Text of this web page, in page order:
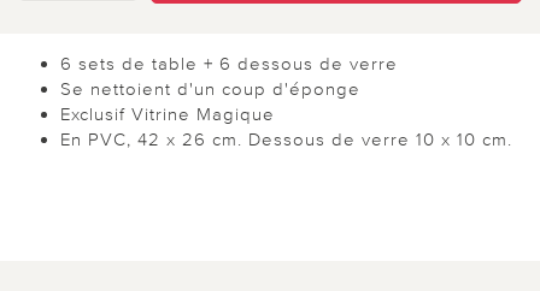
6 sets de table + 6 dessous de verre
Se nettoient d'un coup d'éponge
Exclusif Vitrine Magique
En PVC, 42 x 26 cm. Dessous de verre 10 x 10 cm.